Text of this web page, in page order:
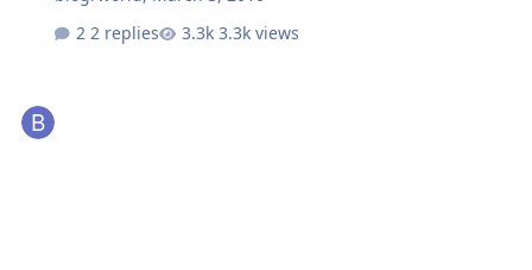
2 replies
3.3k views